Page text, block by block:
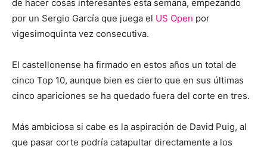
de hacer cosas interesantes esta semana, empezando
por un Sergio García que juega el US Open por
vigesimoquinta vez consecutiva.
El castellonense ha firmado en estos años un total de
cinco Top 10, aunque bien es cierto que en sus últimas
cinco apariciones se ha quedado fuera del corte en tres.
Más ambiciosa si cabe es la aspiración de David Puig, al
que pasar corte podría catapultar directamente a los